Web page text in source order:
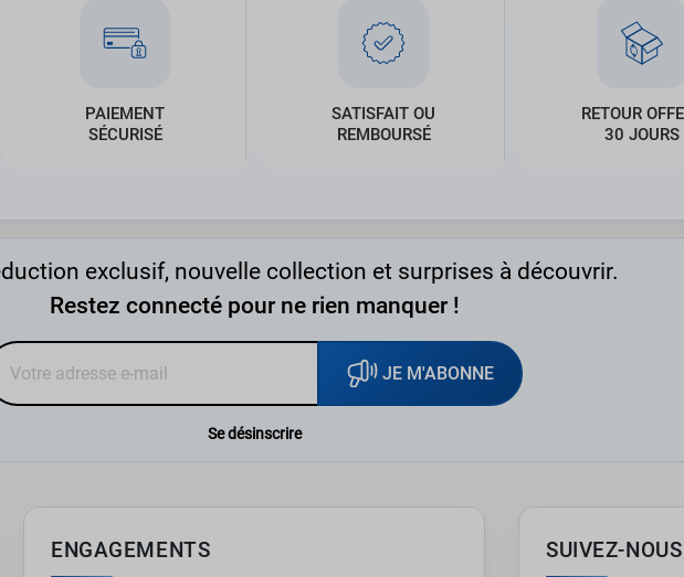
PAIEMENT
SÉCURISÉ
SATISFAIT OU
REMBOURSÉ
RETOUR
30 JOURS
exclusif, nouvelle collection et surprises à découvrir.
Restez connecté pour ne rien manquer !
JE M'ABONNE
Se désinscrire
ENGAGEMENTS SUIVEZ-NOUS